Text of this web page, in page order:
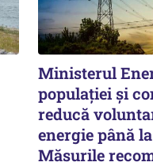
Ministerul
populației și
reducă
energie până
Măsurile